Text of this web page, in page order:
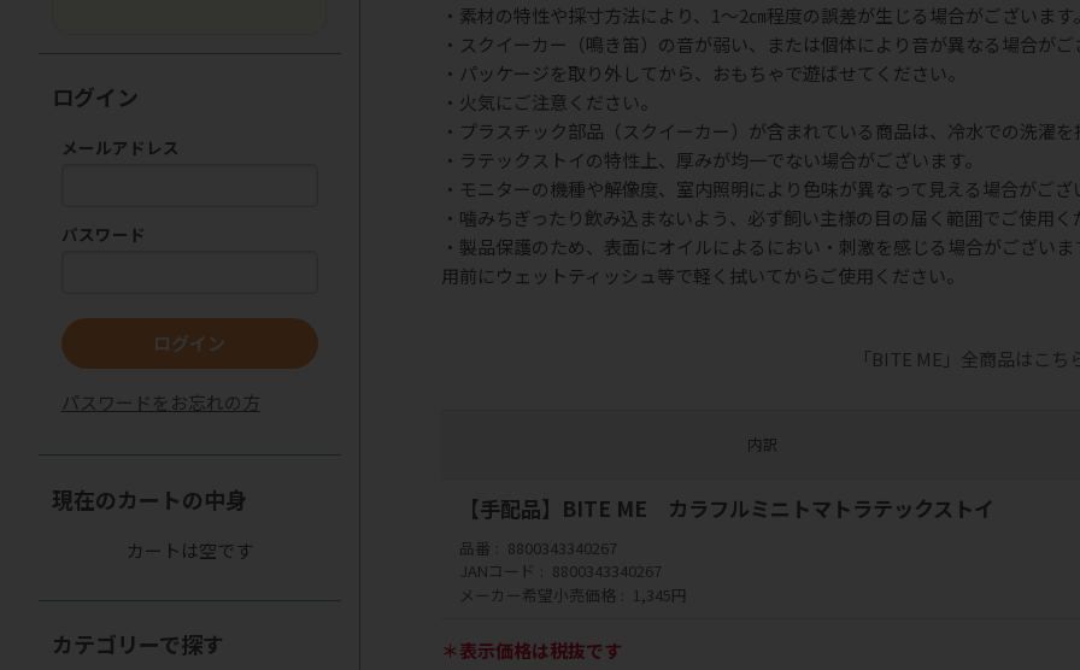
・素材の特性や採寸方法により、1～2㎝程度の誤差が生じる場合がございます
・スクイーカー（鳴き笛）の音が弱い、または個体により音が異なる場合が
・パッケージを取り外してから、おもちゃで遊ばせてください。
・火気にご注意ください。
・プラスチック部品（スクイーカー）が含まれている商品は、冷水での洗濯
・ラテックストイの特性上、厚みが均一でない場合がございます。
・モニターの機種や解像度、室内照明により色味が異なって見える場合がござ
・噛みちぎったり飲み込まないよう、必ず飼い主様の目の届く範囲でご使用く
・製品保護のため、表面にオイルによるにおい・刺激を感じる場合がござい
用前にウェットティッシュ等で軽く拭いてからご使用ください。
「BITE ME」全商品はこち
内訳
【手配品】BITE ME カラフルミニトマトラテックストイ
品番
8800343340267
JANコード
8800343340267
メーカー希望小売価格
1,345円
＊表示価格は税抜です
ログイン
メールアドレス
パスワード
ログイン
パスワードをお忘れの方
現在のカートの中身
カートは空です
カテゴリーで探す